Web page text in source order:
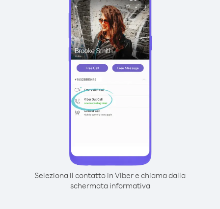
Seleziona il contatto in Viber e chiama dalla
schermata informativa